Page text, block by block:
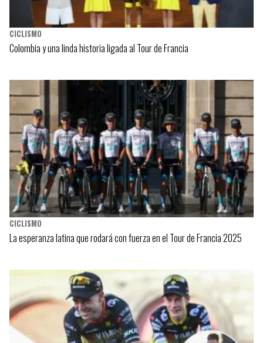
CICLISMO
Colombia y una linda historia ligada al Tour de Francia
CICLISMO
La esperanza latina que rodará con fuerza en el Tour de Francia 2025